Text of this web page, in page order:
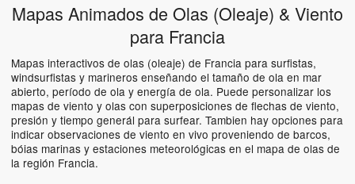
Mapas Animados de Olas (Oleaje) & Viento
para Francia
Mapas interactivos de olas (oleaje) de Francia para surfistas,
windsurfistas y marineros enseñando el tamaño de ola en mar
abierto, período de ola y energía de ola. Puede personalizar los
mapas de viento y olas con superposiciones de flechas de viento,
presión y tiempo generál para surfear. Tambien hay opciones para
indicar observaciones de viento en vivo proveniendo de barcos,
bóias marinas y estaciones meteorológicas en el mapa de olas de
la región Francia.